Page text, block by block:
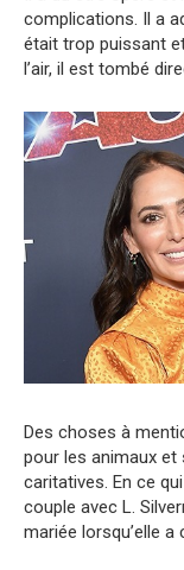
complications. Il a
était trop puissant
l’air, il est tombé
Des choses à
pour les animaux
caritatives. En ce
couple avec L.
mariée lorsqu’elle